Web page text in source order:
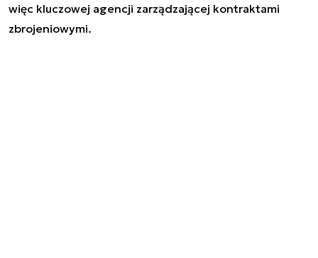
więc kluczowej agencji zarządzającej kontraktami
zbrojeniowymi.